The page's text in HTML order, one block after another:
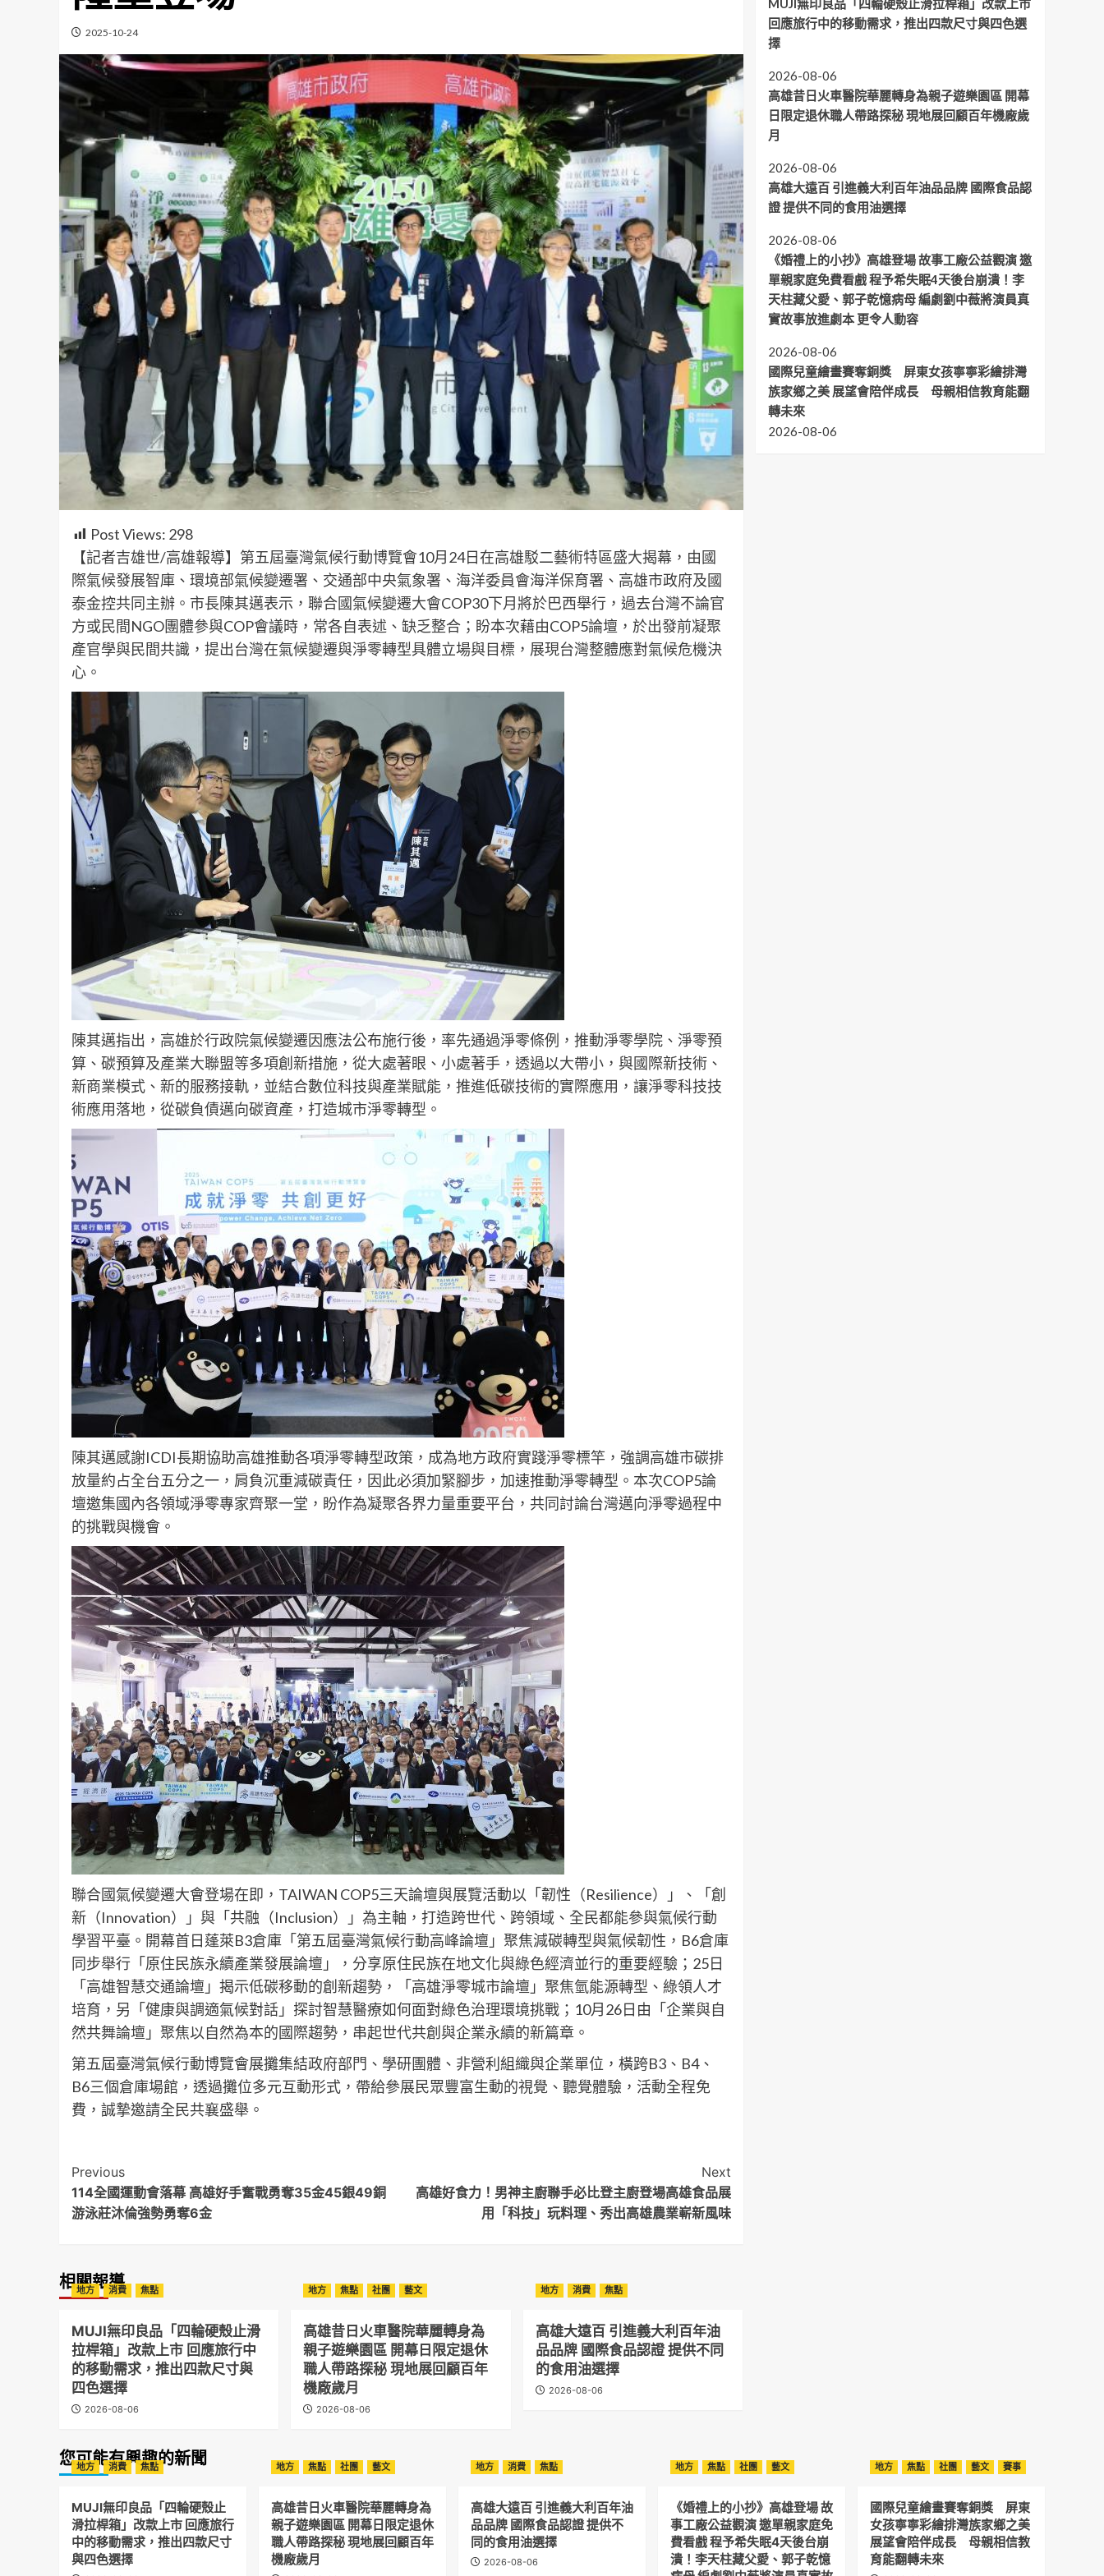
2025-10-24
Post Views: 298
【記者吉雄世/高雄報導】第五屆臺灣氣候行動博覽會10月24日在高雄駁二藝術特區盛大揭幕，由國
際氣候發展智庫、環境部氣候變遷署、交通部中央氣象署、海洋委員會海洋保育署、高雄市政府及國
泰金控共同主辦。市長陳其邁表示，聯合國氣候變遷大會COP30下月將於巴西舉行，過去台灣不論官
方或民間NGO團體參與COP會議時，常各自表述、缺乏整合；盼本次藉由COP5論壇，於出發前凝聚
產官學與民間共識，提出台灣在氣候變遷與淨零轉型具體立場與目標，展現台灣整體應對氣候危機決
心。
陳其邁指出，高雄於行政院氣候變遷因應法公布施行後，率先通過淨零條例，推動淨零學院、淨零預
算、碳預算及產業大聯盟等多項創新措施，從大處著眼、小處著手，透過以大帶小，與國際新技術、
新商業模式、新的服務接軌，並結合數位科技與產業賦能，推進低碳技術的實際應用，讓淨零科技技
術應用落地，從碳負債邁向碳資產，打造城市淨零轉型。
陳其邁感謝ICDI長期協助高雄推動各項淨零轉型政策，成為地方政府實踐淨零標竿，強調高雄市碳排
放量約占全台五分之一，肩負沉重減碳責任，因此必須加緊腳步，加速推動淨零轉型。本次COP5論
壇邀集國內各領域淨零專家齊聚一堂，盼作為凝聚各界力量重要平台，共同討論台灣邁向淨零過程中
的挑戰與機會。
聯合國氣候變遷大會登場在即，TAIWAN COP5三天論壇與展覽活動以「韌性（Resilience）」、「創
新（Innovation）」與「共融（Inclusion）」為主軸，打造跨世代、跨領域、全民都能參與氣候行動
學習平臺。開幕首日蓬萊B3倉庫「第五屆臺灣氣候行動高峰論壇」聚焦減碳轉型與氣候韌性，B6倉庫
同步舉行「原住民族永續產業發展論壇」，分享原住民族在地文化與綠色經濟並行的重要經驗；25日
「高雄智慧交通論壇」揭示低碳移動的創新趨勢，「高雄淨零城市論壇」聚焦氫能源轉型、綠領人才
培育，另「健康與調適氣候對話」探討智慧醫療如何面對綠色治理環境挑戰；10月26日由「企業與自
然共舞論壇」聚焦以自然為本的國際趨勢，串起世代共創與企業永續的新篇章。
第五屆臺灣氣候行動博覽會展攤集結政府部門、學研團體、非營利組織與企業單位，橫跨B3、B4、
B6三個倉庫場館，透過攤位多元互動形式，帶給參展民眾豐富生動的視覺、聽覺體驗，活動全程免
費，誠摯邀請全民共襄盛舉。
Post
Navigation
Previous
114全國運動會落幕 高雄好手奮戰勇奪35金45銀49銅
游泳莊沐倫強勢勇奪6金
Next
高雄好食力！男神主廚聯手必比登主廚登場高雄食品展
用「科技」玩料理、秀出高雄農業嶄新風味
相關報導
地方 消費 焦點
MUJI無印良品「四輪硬殼止滑
拉桿箱」改款上市 回應旅行中
的移動需求，推出四款尺寸與
四色選擇
2026-08-06
地方 焦點 社團 藝文
高雄昔日火車醫院華麗轉身為
親子遊樂園區 開幕日限定退休
職人帶路探秘 現地展回顧百年
機廠歲月
2026-08-06
地方 消費 焦點
高雄大遠百 引進義大利百年油
品品牌 國際食品認證 提供不同
的食用油選擇
2026-08-06
MUJI無印良品「四輪硬殼止滑拉桿箱」改款上市
回應旅行中的移動需求，推出四款尺寸與四色選
擇
2026-08-06
高雄昔日火車醫院華麗轉身為親子遊樂園區 開幕
日限定退休職人帶路探秘 現地展回顧百年機廠歲
月
2026-08-06
高雄大遠百 引進義大利百年油品品牌 國際食品認
證 提供不同的食用油選擇
2026-08-06
《婚禮上的小抄》高雄登場 故事工廠公益觀演 邀
單親家庭免費看戲 程予希失眠4天後台崩潰！李
天柱藏父愛、郭子乾憶病母 編劇劉中薇將演員真
實故事放進劇本 更令人動容
2026-08-06
國際兒童繪畫賽奪銅獎 屏東女孩寧寧彩繪排灣
族家鄉之美 展望會陪伴成長 母親相信教育能翻
轉未來
2026-08-06
您可能有興趣的新聞
地方 消費 焦點
MUJI無印良品「四輪硬殼止
滑拉桿箱」改款上市 回應旅行
中的移動需求，推出四款尺寸
與四色選擇
地方 焦點 社團 藝文
高雄昔日火車醫院華麗轉身為
親子遊樂園區 開幕日限定退休
職人帶路探秘 現地展回顧百年
機廠歲月
地方 消費 焦點
高雄大遠百 引進義大利百年油
品品牌 國際食品認證 提供不
同的食用油選擇
2026-08-06
地方 焦點 社團 藝文
《婚禮上的小抄》高雄登場 故
事工廠公益觀演 邀單親家庭免
費看戲 程予希失眠4天後台崩
潰！李天柱藏父愛、郭子乾憶
地方 焦點 社團 藝文 賽事
國際兒童繪畫賽奪銅獎 屏東
女孩寧寧彩繪排灣族家鄉之美
展望會陪伴成長 母親相信教
育能翻轉未來